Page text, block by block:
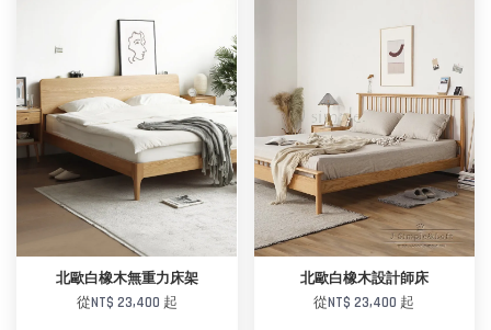
北歐白橡木無重力床架
從NT$ 23,400 起
北歐白橡木設計師床
從NT$ 23,400 起